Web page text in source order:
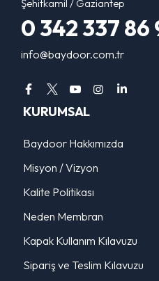
Şehitkamil / Gaziantep
0 342 337 86
info@baydoor.com.tr
KURUMSAL
Baydoor Hakkımızda
Misyon / Vizyon
Kalite Politikası
Neden Membran
Kapak Kullanım Kılavuzu
Sipariş ve Teslim Kılavuzu